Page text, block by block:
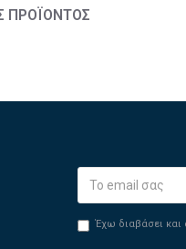
ΠΡΟΪΌΝΤΟΣ
Έχω διαβάσει